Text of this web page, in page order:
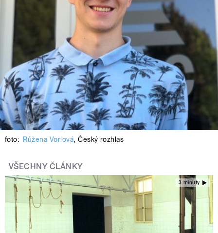
foto: Růžena Vorlová,Český rozhlas
VŠECHNY ČLÁNKY
3 minuty